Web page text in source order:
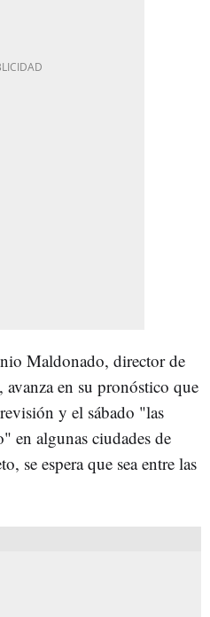
Maldonado, director de
en su pronóstico que
y el sábado "las
en algunas ciudades de
se espera que sea entre las